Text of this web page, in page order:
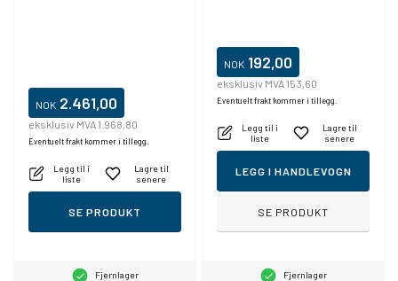
NOK 2.461,00
eksklusiv MVA 1.968,80
Eventuelt frakt kommer i tillegg.
Legg til i
liste
Lagre til
senere
SE PRODUKT
Fjernlager
NOK 192,00
eksklusiv MVA 153,60
Eventuelt frakt kommer i tillegg.
Legg til i
liste
Lagre til
senere
LEGG I HANDLEVOGN
SE PRODUKT
Fjernlager